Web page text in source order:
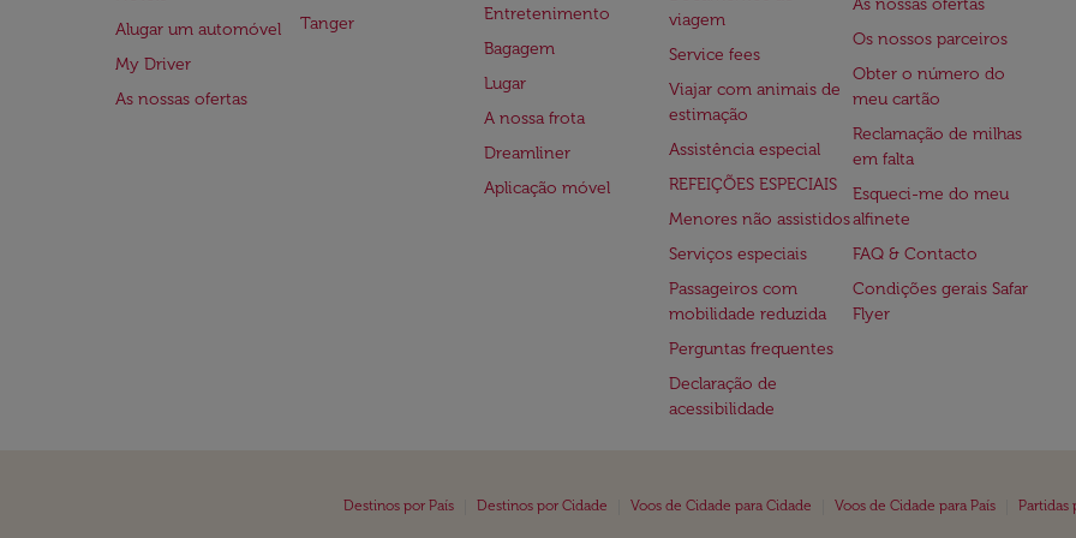
Alugar um automóvel
My Driver
As nossas ofertas
Tanger
Entretenimento
Bagagem
Lugar
A nossa frota
Dreamliner
Aplicação móvel
viagem
Service fees
Viajar com animais de
estimação
Assistência especial
REFEIÇÕES ESPECIAIS
Menores não assistidos
Serviços especiais
Passageiros com
mobilidade reduzida
Perguntas frequentes
Declaração de
acessibilidade
As nossas ofertas
Os nossos parceiros
Obter o número do
meu cartão
Reclamação de milhas
em falta
Esqueci-me do meu
alfinete
FAQ & Contacto
Condições gerais Safar
Flyer
Destinos por País Destinos por Cidade Voos de Cidade para Cidade Voos de Cidade para País Partidas